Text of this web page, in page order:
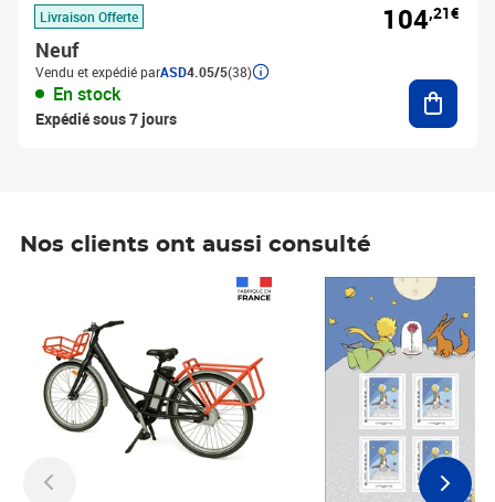
Livraison Offerte
Neuf
Vendu et expédié parASD4.05/5(38)
En stock
Expédié sous 7 jours
104,21€
Nos clients ont aussi consulté
Prix 7,50€